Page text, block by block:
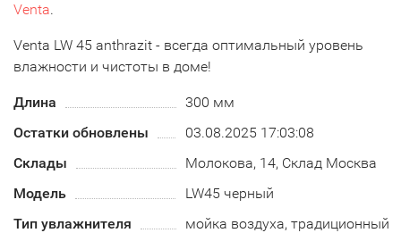
Venta.
Venta LW 45 anthrazit - всегда оптимальный уровень
влажности и чистоты в доме!
Длина
300 мм
Остатки обновлены
03.08.2025 17:03:08
Склады
Молокова, 14, Склад Москва
Модель
LW45 черный
Тип увлажнителя
мойка воздуха, традиционный